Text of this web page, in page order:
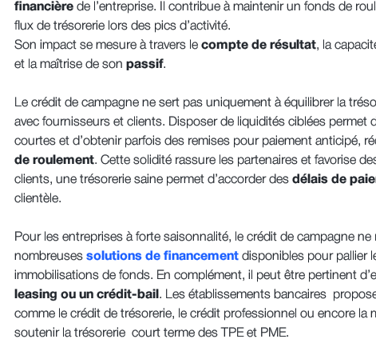
financièrede l’entreprise. Il contribue à maintenir un fonds de
flux de trésorerie lors des pics d’activité.
Son impact se mesure à travers le compte de résultat, la
et la maîtrise de son passif.
Le crédit de campagne ne sert pas uniquement à équilibrer la
avec fournisseurs et clients. Disposer de liquidités ciblées permet
courtes et d’obtenir parfois des remises pour paiement anticipé,
de roulement. Cette solidité rassure les partenaires et favorise
clients, une trésorerie saine permet d’accorder des délais de
clientèle.
Pour les entreprises à forte saisonnalité, le crédit de campagne ne
nombreuses solutions de financement disponibles pour pallier
immobilisations de fonds. En complément, il peut être pertinent
leasing ou un crédit-bail . Les établissements bancaires
comme le crédit de trésorerie, le crédit professionnel ou encore la
soutenir la trésorerie court terme des TPE et PME.